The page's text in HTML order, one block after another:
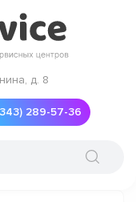
д. 8
289-57-36